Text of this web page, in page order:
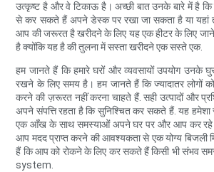
उत्कृष्ट है और वे टिकाऊ है। अच्छी बात उनके बारे में है
से कर सकते हैं अपने डेस्क पर रखा जा सकता है या
आप की जरूरत है खरीदने के लिए यह एक हीटर के लिए
है क्योंकि यह है की तुलना में सस्ता खरीदने एक सस्ते एक.
हम जानते हैं कि हमारे घरों और व्यवसायों उपयोग उनके
रखने के लिए समय है। हम जानते हैं कि ज्यादातर लोगों को
करने की ज़रूरत नहीं करना चाहते हैं. सही उत्पादों और
अपने संपत्ति रहता है कि सुनिश्चित कर सकते हैं. यह
एक आँख के साथ समस्याओं अपने घर पर और आप कर रहे हैं
आप मदद प्राप्त करने की आवश्यकता से एक योग्य बिजली
हैं कि आप को रोकने के लिए कर सकते हैं किसी भी संभव
system.